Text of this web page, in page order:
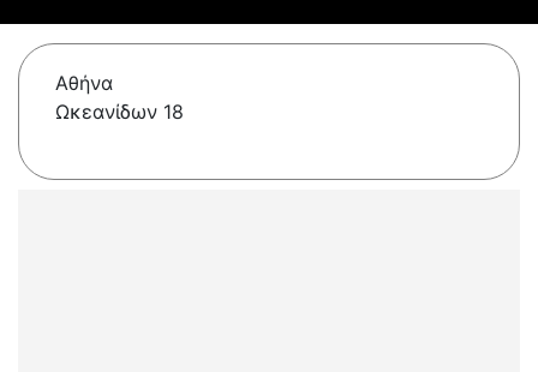
Αθήνα
Ωκεανίδων 18